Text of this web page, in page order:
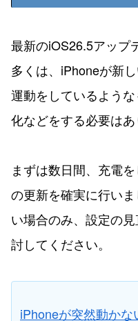
最新のiOS26.5アップ
多くは、iPhoneが新
運動をしているよう
化などをする必要はあ
まずは数日間、充電
の更新を確実に行い
い場合のみ、設定の
討してください。
iPhoneが突然動か